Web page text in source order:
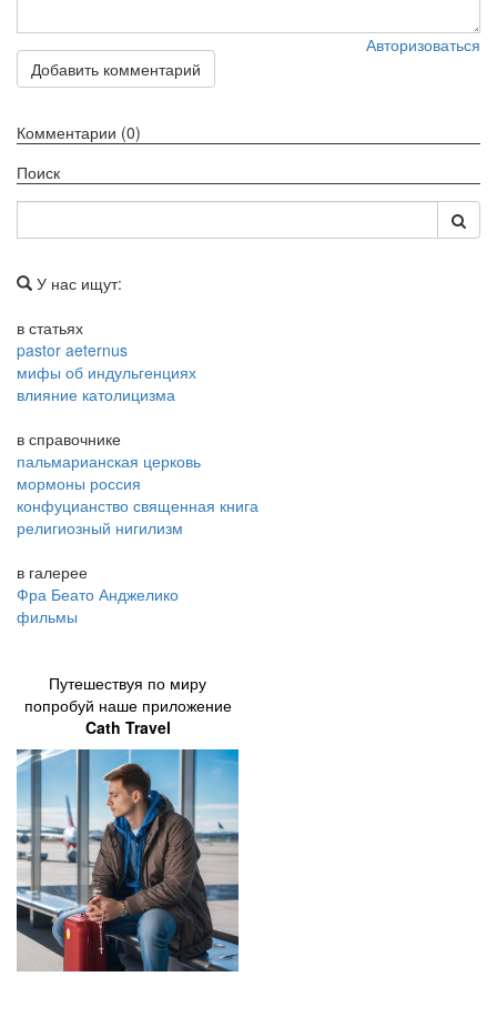
Авторизоваться
Добавить комментарий
Комментарии (0)
Поиск
У нас ищут:
в статьях
pastor aeternus
мифы об индульгенциях
влияние католицизма
в справочнике
пальмарианская церковь
мормоны россия
конфуцианство священная книга
религиозный нигилизм
в галерее
Фра Беато Анджелико
фильмы
Путешествуя по миру
попробуй наше приложение
Cath Travel